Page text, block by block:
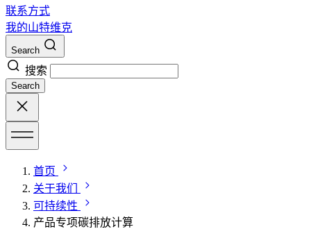
联系方式
我的山特维克
Search
搜索
Search
首页
关于我们
可持续性
产品专项碳排放计算